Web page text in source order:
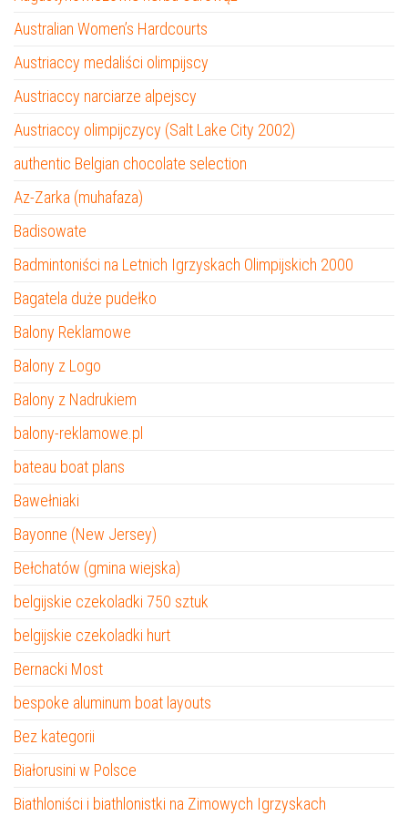
Australian Women’s Hardcourts
Austriaccy medaliści olimpijscy
Austriaccy narciarze alpejscy
Austriaccy olimpijczycy (Salt Lake City 2002)
authentic Belgian chocolate selection
Az-Zarka (muhafaza)
Badisowate
Badmintoniści na Letnich Igrzyskach Olimpijskich 2000
Bagatela duże pudełko
Balony Reklamowe
Balony z Logo
Balony z Nadrukiem
balony-reklamowe.pl
bateau boat plans
Bawełniaki
Bayonne (New Jersey)
Bełchatów (gmina wiejska)
belgijskie czekoladki 750 sztuk
belgijskie czekoladki hurt
Bernacki Most
bespoke aluminum boat layouts
Bez kategorii
Białorusini w Polsce
Biathloniści i biathlonistki na Zimowych Igrzyskach